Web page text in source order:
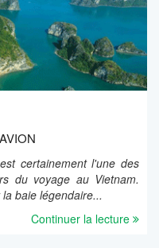
certainement l'une des
du voyage au Vietnam.
baie légendaire...
Continuer la lecture